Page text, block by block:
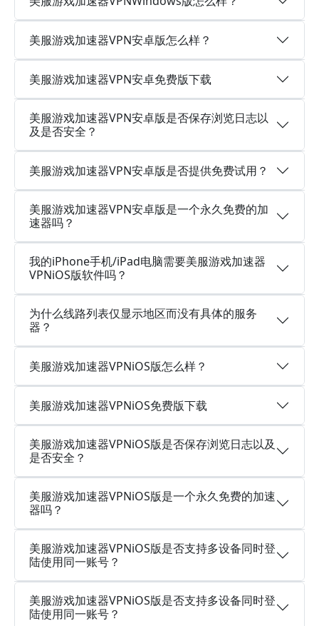
美服游戏加速器VPN安卓版怎么样？
美服游戏加速器VPN安卓免费版下载
美服游戏加速器VPN安卓版是否保存浏览日志以
及是否安全？
美服游戏加速器VPN安卓版是否提供免费试用？
美服游戏加速器VPN安卓版是一个永久免费的加
速器吗？
我的iPhone手机/iPad电脑需要美服游戏加速器
VPNiOS版软件吗？
为什么线路列表仅显示地区而没有具体的服务
器？
美服游戏加速器VPNiOS版怎么样？
美服游戏加速器VPNiOS免费版下载
美服游戏加速器VPNiOS版是否保存浏览日志以及
是否安全？
美服游戏加速器VPNiOS版是一个永久免费的加速
器吗？
美服游戏加速器VPNiOS版是否支持多设备同时登
陆使用同一账号？
美服游戏加速器VPNiOS版是否支持多设备同时登
陆使用同一账号？